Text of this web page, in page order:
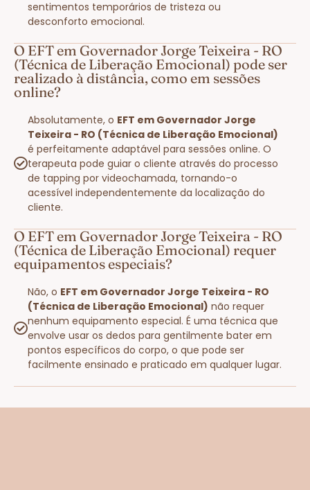
sentimentos temporários de tristeza ou
desconforto emocional.
O EFT em Governador Jorge Teixeira - RO
(Técnica de Liberação Emocional) pode ser
realizado à distância, como em sessões
online?
Absolutamente, o EFT em Governador Jorge
Teixeira - RO (Técnica de Liberação Emocional)
é perfeitamente adaptável para sessões online. O
terapeuta pode guiar o cliente através do processo
de tapping por videochamada, tornando-o
acessível independentemente da localização do
cliente.
O EFT em Governador Jorge Teixeira - RO
(Técnica de Liberação Emocional) requer
equipamentos especiais?
Não, o EFT em Governador Jorge Teixeira - RO
(Técnica de Liberação Emocional) não requer
nenhum equipamento especial. É uma técnica que
envolve usar os dedos para gentilmente bater em
pontos específicos do corpo, o que pode ser
facilmente ensinado e praticado em qualquer lugar.